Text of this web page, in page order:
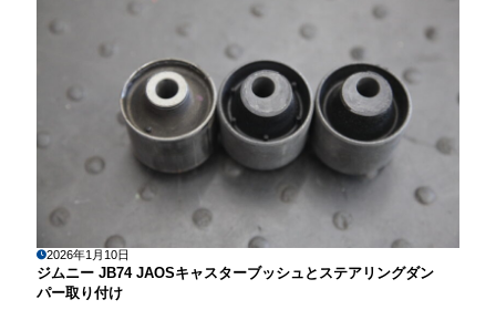
2026年1月10日
ジムニー JB74 JAOSキャスターブッシュとステアリングダン
パー取り付け